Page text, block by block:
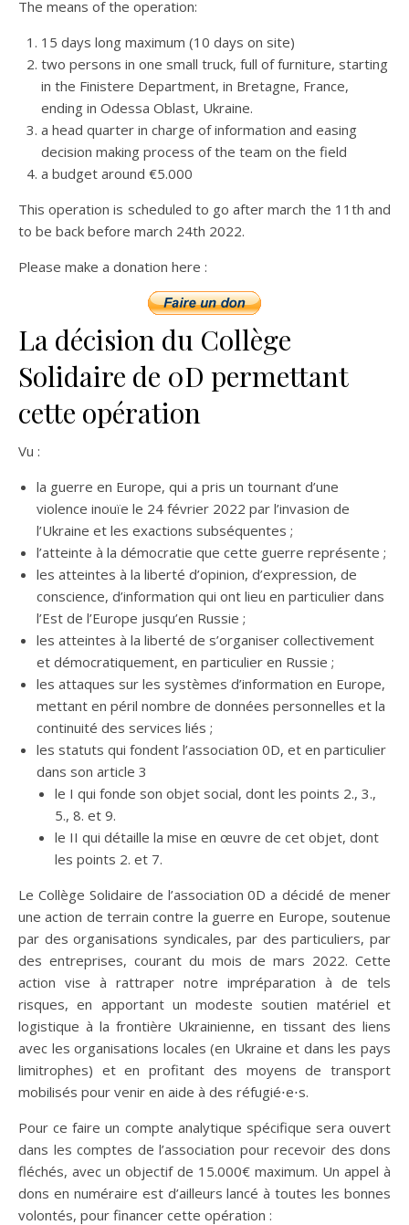
The means of the operation:
15 days long maximum (10 days on site)
two persons in one small truck, full of furniture, starting
in the Finistere Department, in Bretagne, France,
ending in Odessa Oblast, Ukraine.
a head quarter in charge of information and easing
decision making process of the team on the field
a budget around €5.000
This operation is scheduled to go after march the 11th and
to be back before march 24th 2022.
Please make a donation here :
La décision du Collège
Solidaire de 0D permettant
cette opération
Vu :
la guerre en Europe, qui a pris un tournant d’une
violence inouïe le 24 février 2022 par l’invasion de
l’Ukraine et les exactions subséquentes ;
l’atteinte à la démocratie que cette guerre représente ;
les atteintes à la liberté d’opinion, d’expression, de
conscience, d’information qui ont lieu en particulier dans
l’Est de l’Europe jusqu’en Russie ;
les atteintes à la liberté de s’organiser collectivement
et démocratiquement, en particulier en Russie ;
les attaques sur les systèmes d’information en Europe,
mettant en péril nombre de données personnelles et la
continuité des services liés ;
les statuts qui fondent l’association 0D, et en particulier
dans son article 3
le I qui fonde son objet social, dont les points 2., 3.,
5., 8. et 9.
le II qui détaille la mise en œuvre de cet objet, dont
les points 2. et 7.
Le Collège Solidaire de l’association 0D a décidé de mener
une action de terrain contre la guerre en Europe, soutenue
par des organisations syndicales, par des particuliers, par
des entreprises, courant du mois de mars 2022. Cette
action vise à rattraper notre impréparation à de tels
risques, en apportant un modeste soutien matériel et
logistique à la frontière Ukrainienne, en tissant des liens
avec les organisations locales (en Ukraine et dans les pays
limitrophes) et en profitant des moyens de transport
mobilisés pour venir en aide à des réfugié⋅e⋅s.
Pour ce faire un compte analytique spécifique sera ouvert
dans les comptes de l’association pour recevoir des dons
fléchés, avec un objectif de 15.000€ maximum. Un appel à
dons en numéraire est d’ailleurs lancé à toutes les bonnes
volontés, pour financer cette opération :